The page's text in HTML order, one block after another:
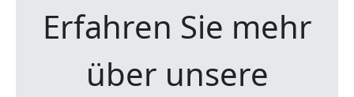
Erfahren Sie mehr
über unsere